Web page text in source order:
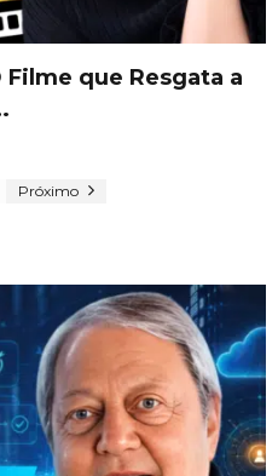
Filme que Resgata a
Próximo